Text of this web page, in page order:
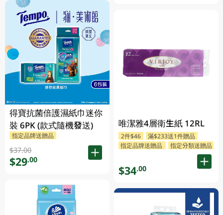
得寶抗菌倍護濕紙巾迷你
裝 6PK (款式隨機發送)
指定品牌送贈品
$37.00
$29.00
唯潔雅4層衛生紙 12RL
2件$46
滿$233送1件贈品
指定品牌送贈品
指定分類送贈品
$34.00